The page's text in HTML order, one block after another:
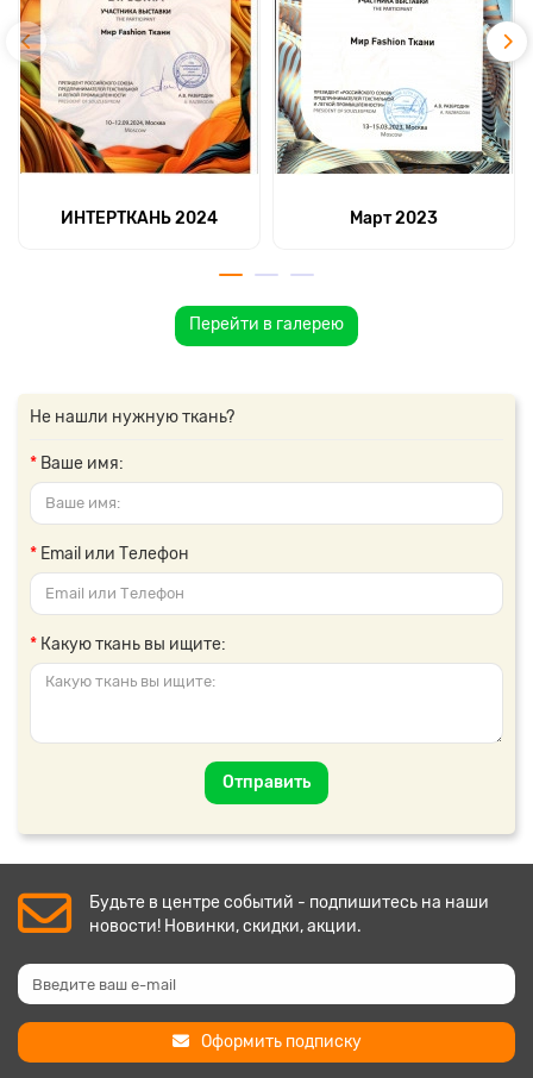
ИНТЕРТКАНЬ 2024 Март 2023
Перейти в галерею
Не нашли нужную ткань?
Ваше имя:
Email или Телефон
Какую ткань вы ищите:
Отправить
Будьте в центре событий - подпишитесь на наши
новости! Новинки, скидки, акции.
Оформить подписку